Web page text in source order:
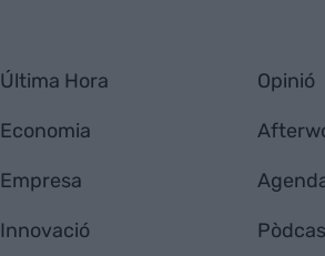
Última Hora
Economia
Empresa
Innovació
Opinió